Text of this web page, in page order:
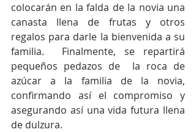
colocarán en la falda de la novia una
canasta llena de frutas y otros
regalos para darle la bienvenida a su
familia.  Finalmente, se repartirá
pequeños pedazos de  la roca de
azúcar a la familia de la novia,
confirmando así el compromiso y
asegurando así una vida futura llena
de dulzura.